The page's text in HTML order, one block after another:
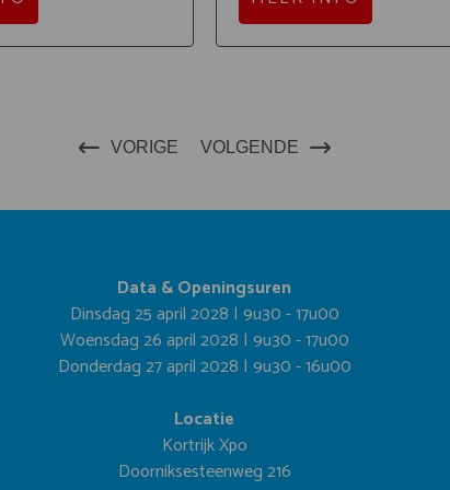
VORIGE VOLGENDE
Data & Openingsuren
Dinsdag 25 april 2028 | 9u30 - 17u00
Woensdag 26 april 2028 | 9u30 - 17u00
Donderdag 27 april 2028 | 9u30 - 16u00
Locatie
Kortrijk Xpo
Doorniksesteenweg 216